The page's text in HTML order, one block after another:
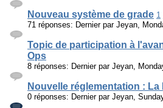
Nouveau système de grade 1
71 réponses: Dernier par Jeyan,
Topic de participation à
Ops
8 réponses: Dernier par Jeyan,
Nouvelle réglementation : La
0 réponses: Dernier par Jeyan,